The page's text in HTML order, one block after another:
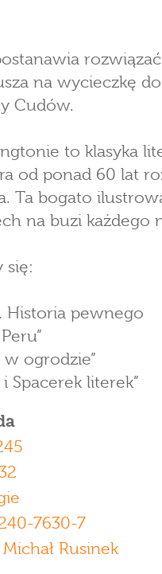
na wycieczkę do
Cudów.
to klasyka
od ponad 60 lat
Ta bogato
na buzi każdego
się:
Historia pewnego
w ogrodzie”
Spacerek literek”
7630-7
Michał Rusinek